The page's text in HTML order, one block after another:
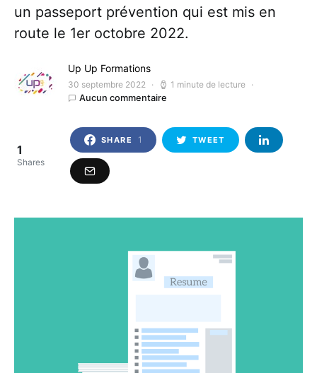
un passeport prévention qui est mis en
route le 1er octobre 2022.
Up Up Formations
30 septembre 2022
1 minute de lecture
Aucun commentaire
1
Shares
SHARE 1 TWEET